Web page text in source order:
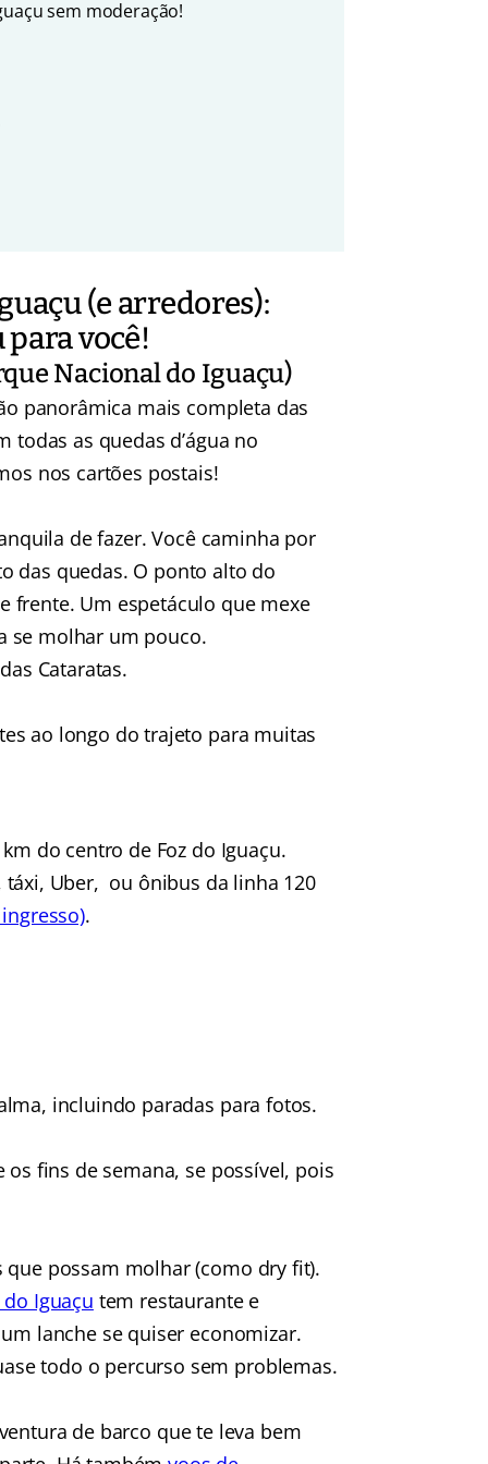
sem moderação!
(e arredores):
você!
Nacional do Iguaçu)
panorâmica mais completa das
todas as quedas d’água no
nos cartões postais!
de fazer. Você caminha por
das quedas. O ponto alto do
frente. Um espetáculo que mexe
se molhar um pouco.
Cataratas.
ao longo do trajeto para muitas
do centro de Foz do Iguaçu.
Uber, ou ônibus da linha 120
.
incluindo paradas para fotos.
os fins de semana, se possível, pois
possam molhar (como dry fit).
Iguaçu tem restaurante e
lanche se quiser economizar.
todo o percurso sem problemas.
de barco que te leva bem